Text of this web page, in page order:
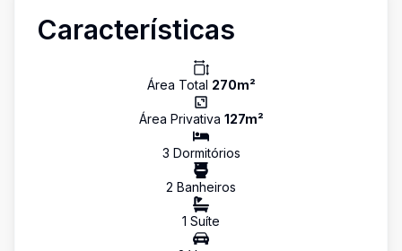
Características
Área Total 270m²
Área Privativa 127m²
3 Dormitórios
2 Banheiros
1 Suíte